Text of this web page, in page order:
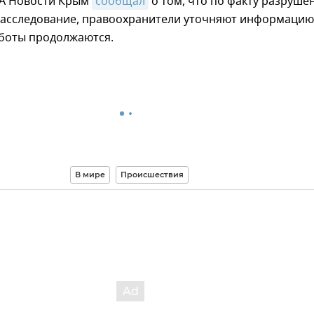
правоохранители уточняют
продолжаются.
В мире Происшествия